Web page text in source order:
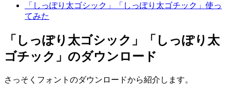
「しっぽり太ゴシック」「しっぽり太ゴチック」使っ
てみた
「しっぽり太ゴシック」「しっぽり太
ゴチック」のダウンロード
さっそくフォントのダウンロードから紹介します。